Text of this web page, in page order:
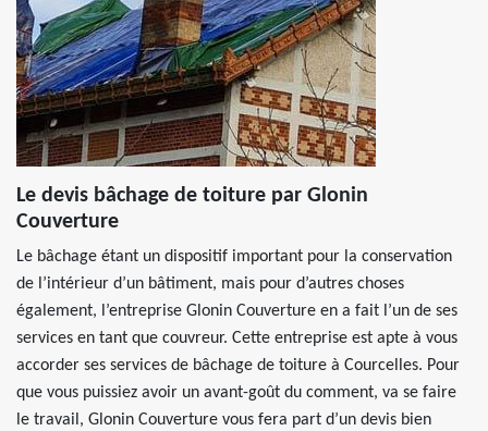
Le devis bâchage de toiture par Glonin
Couverture
Le bâchage étant un dispositif important pour la conservation
de l’intérieur d’un bâtiment, mais pour d’autres choses
également, l’entreprise Glonin Couverture en a fait l’un de ses
services en tant que couvreur. Cette entreprise est apte à vous
accorder ses services de bâchage de toiture à Courcelles. Pour
que vous puissiez avoir un avant-goût du comment, va se faire
le travail, Glonin Couverture vous fera part d’un devis bien